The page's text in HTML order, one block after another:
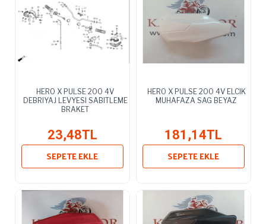
HERO X PULSE 200 4V
DEBRIYAJ LEVYESI SABITLEME
BRAKET
23,48TL
SEPETE EKLE
HERO X PULSE 200 4V ELCIK
MUHAFAZA SAG BEYAZ
181,14TL
SEPETE EKLE